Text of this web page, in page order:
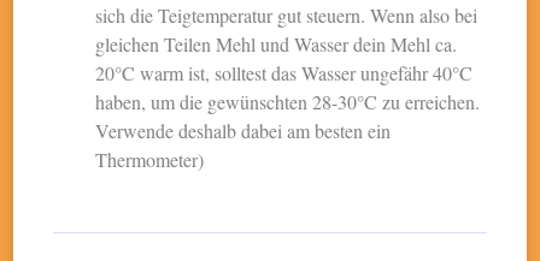
sich die Teigtemperatur gut steuern. Wenn also bei
gleichen Teilen Mehl und Wasser dein Mehl ca.
20°C warm ist, solltest das Wasser ungefähr 40°C
haben, um die gewünschten 28-30°C zu erreichen.
Verwende deshalb dabei am besten ein
Thermometer)